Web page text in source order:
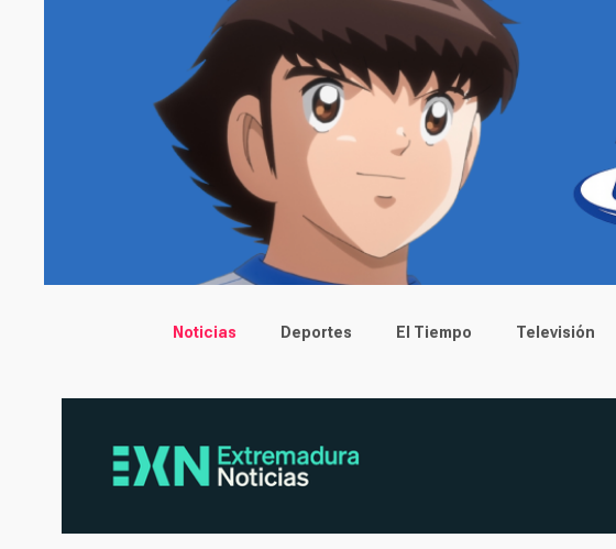
Main menu
Noticias Deportes El Tiempo Televisión